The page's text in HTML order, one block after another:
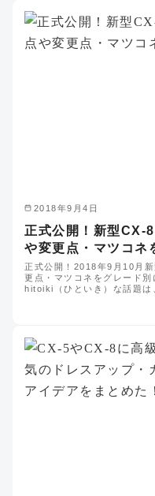
2018年9月4日
正式公開！新型CX-
や変更点・マツコネ
正式公開！2018年9月10月
更点・マツコネをグレード
hitoiki（ひといき）な話題